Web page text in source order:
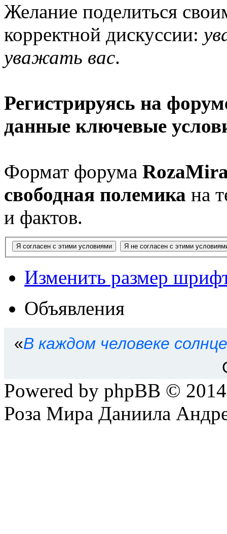
Желание поделиться
корректной дискуссии:
уважать вас.
Регистрируясь на
данные ключевые
Формат форума
свободная полемика на
и фактов.
Изменить размер
Объявления
«В каждом человеке
Powered by phpBB ©
Роза Мира Даниила